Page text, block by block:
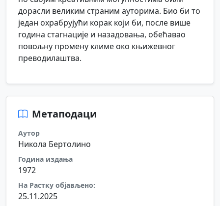
дорасли великим страним ауторима. Био би то
један охрабрујући корак који би, после више
година стагнације и назадовања, обећавао
повољну промену климе око књижевног
преводилаштва.
Метаподаци
Аутор
Никола Бертолино
Година издања
1972
На Растку објављено:
25.11.2025